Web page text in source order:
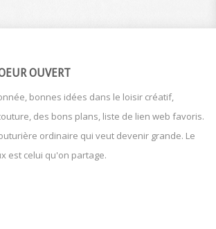
OUVERT
bonnes idées dans le loisir créatif,
des bons plans, liste de lien web favoris.
ordinaire qui veut devenir grande. Le
est celui qu'on partage.